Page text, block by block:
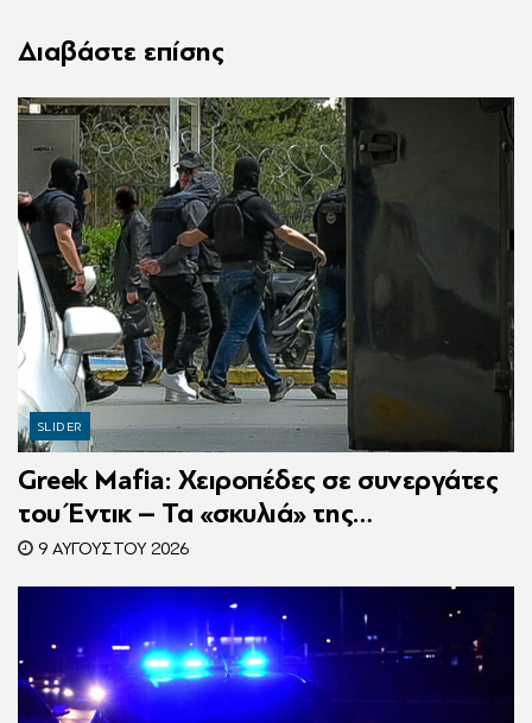
Διαβάστε επίσης
SLIDER
Greek Mafia: Χειροπέδες σε συνεργάτες
του Έντικ – Τα «σκυλιά» της
ρωσόφωνης μαφίας, οι εκβιασμοί και το
υπερπολυτελές Audi
9 ΑΥΓΟΎΣΤΟΥ 2026